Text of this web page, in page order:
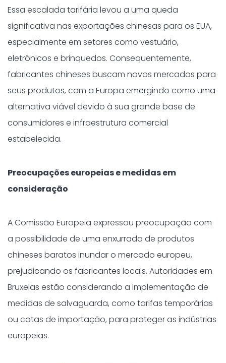
Essa escalada tarifária levou a uma queda
significativa nas exportações chinesas para os EUA,
especialmente em setores como vestuário,
eletrônicos e brinquedos. Consequentemente,
fabricantes chineses buscam novos mercados para
seus produtos, com a Europa emergindo como uma
alternativa viável devido à sua grande base de
consumidores e infraestrutura comercial
estabelecida.​
Preocupações europeias e medidas em
consideração
A Comissão Europeia expressou preocupação com
a possibilidade de uma enxurrada de produtos
chineses baratos inundar o mercado europeu,
prejudicando os fabricantes locais. Autoridades em
Bruxelas estão considerando a implementação de
medidas de salvaguarda, como tarifas temporárias
ou cotas de importação, para proteger as indústrias
europeias.